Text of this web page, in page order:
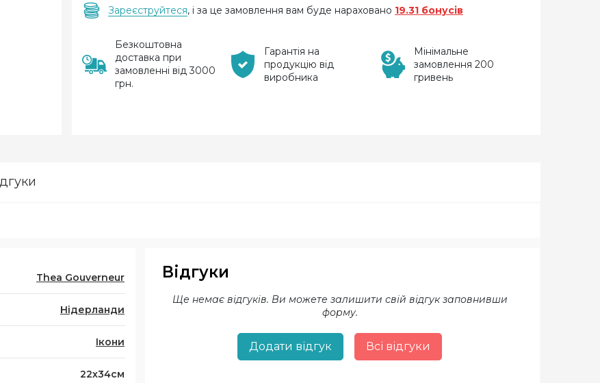
Зареєструйтеся, і за це замовлення вам буде нараховано 19.31 бонусів
Безкоштовна
доставка при
замовленні від 3000
грн.
Гарантія на
продукцію від
виробника
Мінімальне
замовлення 200
гривень
Thea Gouverneur
Нідерланди
Ікони
22х34см
Відгуки
Ще немає відгуків. Ви можете залишити свій відгук заповнивши
форму.
Додати відгук Всі відгуки